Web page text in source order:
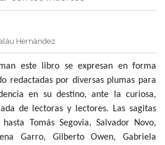
Hernández
este libro se expresan en forma
redactadas por diversas plumas para
en su destino, ante la curiosa,
de lectoras y lectores. Las sagitas
Tomás Segovia, Salvador Novo,
Garro, Gilberto Owen, Gabriela